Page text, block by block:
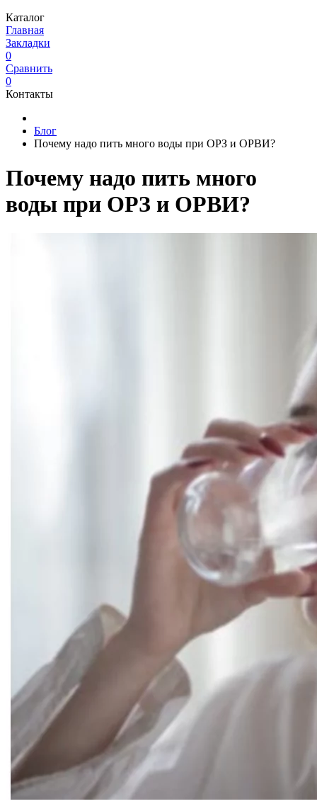
Каталог
Главная
Закладки
0
Сравнить
0
Контакты
Блог
Почему надо пить много воды при ОРЗ и ОРВИ?
Почему надо пить много
воды при ОРЗ и ОРВИ?